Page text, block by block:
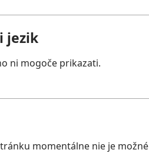
jezik
ni mogoče prikazati.
momentálne nie je možné